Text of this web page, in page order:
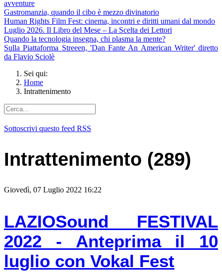
avventure
Gastromanzia, quando il cibo è mezzo divinatorio
Human Rights Film Fest: cinema, incontri e diritti umani dal mondo
Luglio 2026. Il Libro del Mese – La Scelta dei Lettori
Quando la tecnologia insegna, chi plasma la mente?
Sulla Piattaforma Streeen, 'Dan Fante An American Writer' diretto
da Flavio Sciolè
Sei qui:
Home
Intrattenimento
Sottoscrivi questo feed RSS
Intrattenimento (289)
Giovedì, 07 Luglio 2022 16:22
LAZIOSound FESTIVAL
2022 - Anteprima il 10
luglio con Vokal Fest